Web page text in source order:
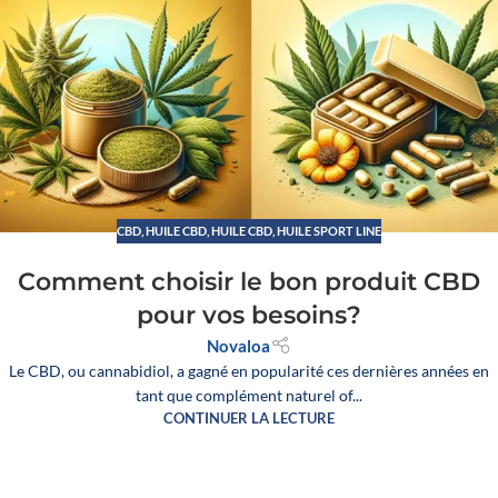
CBD HUILE CBD HUILE CBD, HUILE SPORT LINE
Comment choisir le bon produit CBD
pour vos besoins?
Novaloa
Le CBD, ou cannabidiol, a gagné en popularité ces dernières années en
tant que complément naturel of...
CONTINUER LA LECTURE